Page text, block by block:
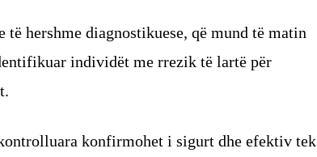
hershme diagnostikuese, që mund të matin
individët me rrezik të lartë për
konfirmohet i sigurt dhe efektiv tek